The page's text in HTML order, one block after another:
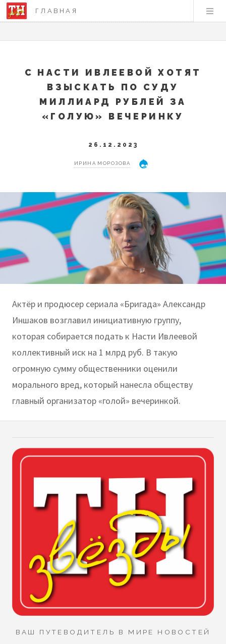
ГЛАВНАЯ
С НАСТИ ИВЛЕЕВОЙ ХОТЯТ
ВЗЫСКАТЬ ПО СУДУ
МИЛЛИАРД РУБЛЕЙ ЗА
«ГОЛУЮ» ВЕЧЕРИНКУ
26.12.2023
ИРИНА МОРОЗОВА
Актёр и продюсер сериала «Бригада» Александр
Иншаков возглавил инициативную группу,
которая собирается подать к Насти Ивлеевой
коллективный иск на 1 млрд руб. В такую
огромную сумму общественники оценили
морального вред, который нанесла обществу
главный организатор «голой» вечеринкой.
ВАШ ПУТЕВОДИТЕЛЬ В МИРЕ НОВОСТЕЙ